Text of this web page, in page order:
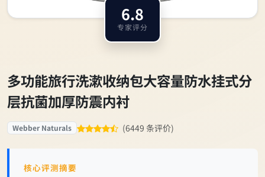
6.8
专家评分
多功能旅行洗漱收纳包大容量防水挂式分
层抗菌加厚防震内衬
Webber Naturals (6449 条评价)
核心评测摘要